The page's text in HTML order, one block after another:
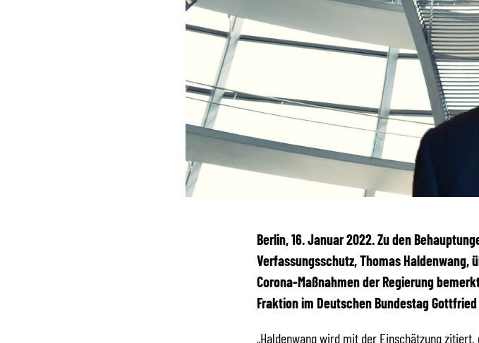
Berlin, 16. Januar 2022. Zu den
Verfassungsschutz, Thomas Haldenwang,
Corona-Maßnahmen der Regierung
Fraktion im Deutschen Bundestag
„Haldenwang wird mit der Einschätzung